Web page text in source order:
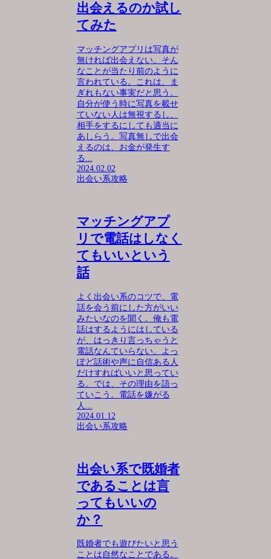
出会えるのか試し
てみた
マッチングアプリは写真が
無ければ出会えない。そん
なことが当たり前のように
言われている。これは、ま
ぎれもない事実だと思う。
自分が使う時に写真を載せ
ていない人は無視するし、
相手をするにしても適当に
あしらう。写真無しで出会
えるのは、お金が発生す
る...
2024.02.02
出会い系攻略
マッチングアプ
リで電話はしなく
てもいいという
話
よく出会い系のコツで、電
話を会う前にした方がいい
みたいなのを聞く。俺も電
話はするようにはしている
が、はっきり言っちゃうと
電話なんていらない。よっ
ぽど話術や声に自信ある人
だけすればいいと思ってい
る。では、その理由を語っ
ていこう。電話を嫌がる
人...
2024.01.12
出会い系攻略
出会い系で既婚者
であることは言
ってもいいの
か？
既婚者でも遊びたいと思う
ことは自然なことである。